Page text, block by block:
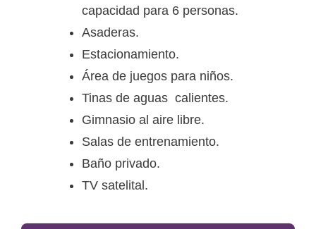
capacidad para 6 personas.
Asaderas.
Estacionamiento.
Área de juegos para niños.
Tinas de aguas calientes.
Gimnasio al aire libre.
Salas de entrenamiento.
Baño privado.
TV satelital.